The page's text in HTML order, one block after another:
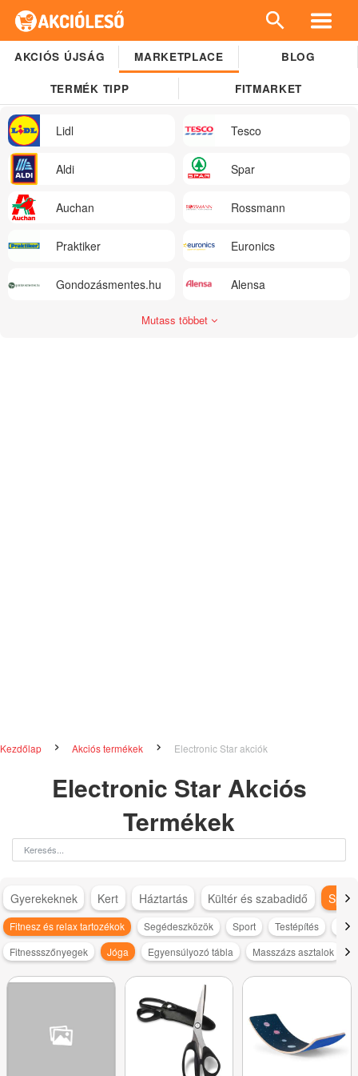
AKCIÓS ÚJSÁG MARKETPLACE BLOG
TERMÉK TIPP FITMARKET
Lidl Tesco
Aldi Spar
Auchan Rossmann
Praktiker Euronics
Gondozásmentes.hu Alensa
Mutass többet
Kezdőlap Akciós termékek Electronic Star akciók
Electronic Star Akciós
Termékek
Gyerekeknek Kert Háztartás Kültér és szabadidő
Fitnesz és relax tartozékok Segédeszközök Sport Testépítés
Fitnessszőnyegek
Jóga Egyensúlyozó tábla Masszázs asztalok